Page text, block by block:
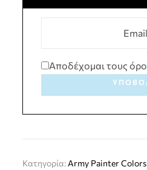
Αποδέχομαι τους
Κατηγορία: Army Painter Colors